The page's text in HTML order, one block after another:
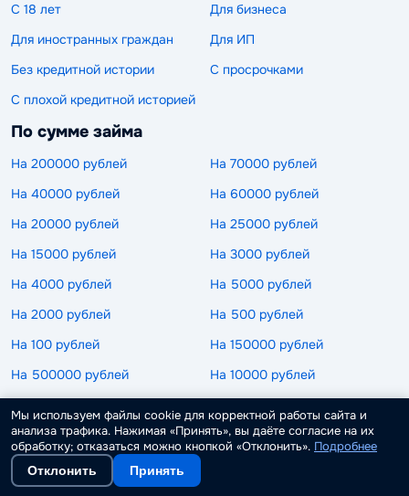
С 18 лет
Для бизнеса
Для иностранных граждан
Для ИП
Без кредитной истории
С просрочками
С плохой кредитной историей
По сумме займа
На 200000 рублей
На 70000 рублей
На 40000 рублей
На 60000 рублей
На 20000 рублей
На 25000 рублей
На 15000 рублей
На 3000 рублей
На 4000 рублей
На 5000 рублей
На 2000 рублей
На 500 рублей
На 100 рублей
На 150000 рублей
На 500000 рублей
На 10000 рублей
На 30000 рублей
На 100000 рублей
Пользуются спросом
Мы используем файлы cookie для корректной работы сайта и
анализа трафика. Нажимая «Принять», вы даёте согласие на их
обработку; отказаться можно кнопкой «Отклонить». Подробнее
Отклонить Принять